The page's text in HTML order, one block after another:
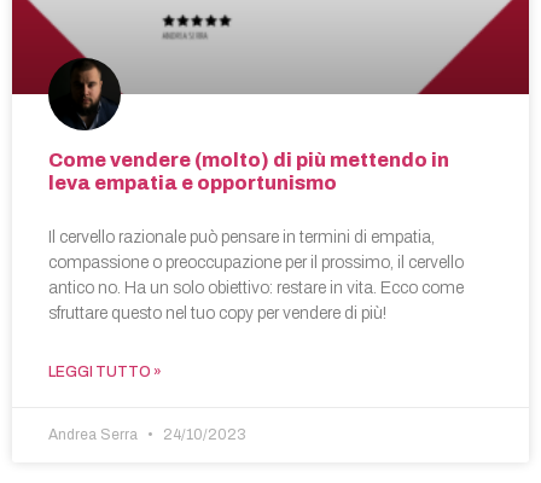
Come vendere (molto) di più mettendo in
leva empatia e opportunismo
Il cervello razionale può pensare in termini di empatia,
compassione o preoccupazione per il prossimo, il cervello
antico no. Ha un solo obiettivo: restare in vita. Ecco come
sfruttare questo nel tuo copy per vendere di più!
LEGGI TUTTO »
Andrea Serra 24/10/2023